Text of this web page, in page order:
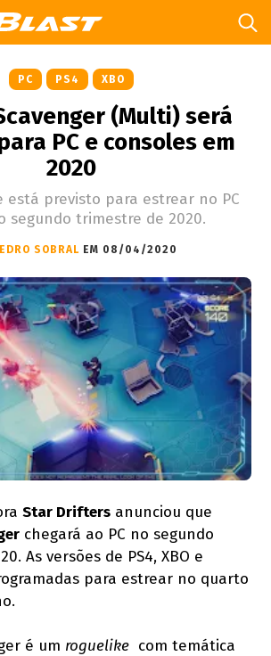
PC PS4 XBO
(Multi) será
PC e consoles em
2020
está previsto para estrear no PC
segundo trimestre de 2020.
SOBRAL EM 08/04/2020
Star Drifters anunciou que
chegará ao PC no segundo
As versões de PS4, XBO e
para estrear no quarto
é um roguelike com temática